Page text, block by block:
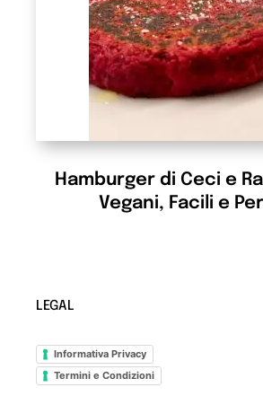
Hamburger di Ceci e
Vegani, Facili e
LEGAL
Informativa Privacy
Termini e Condizioni